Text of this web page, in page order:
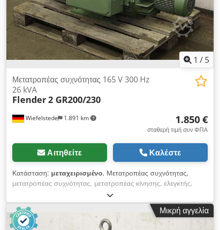
1 / 5
Wiefelstede 1.891 km
Μετατροπέας συχνότητας 165 V 300 Hz
26 kVA
Flender2 GR200/230
1.850 €
σταθερή τιμή συν ΦΠΑ
Αιτηθείτε Καλέστε
Κατάσταση: μεταχειρισμένο, Μετατροπέας συχνότητας,
μετατροπέας συχνότητας, μετατροπέας κίνησης, ελεγκτής,
μονάδα μεταβλητής ταχύτητας -Κατασκευαστής: Flender-
Τύπος: 2 GR200 / 230 -Είσοδος: 380 V 50 Hz -Έξοδος: 165 V
300 Hz-Ισχύς: 26 KVA -Διαστάσεις: 1300/560 / H380 mm -
Βάρος: 390 kg Dkodsd Nlf Repfx Aptor
Μικρή αγγελία